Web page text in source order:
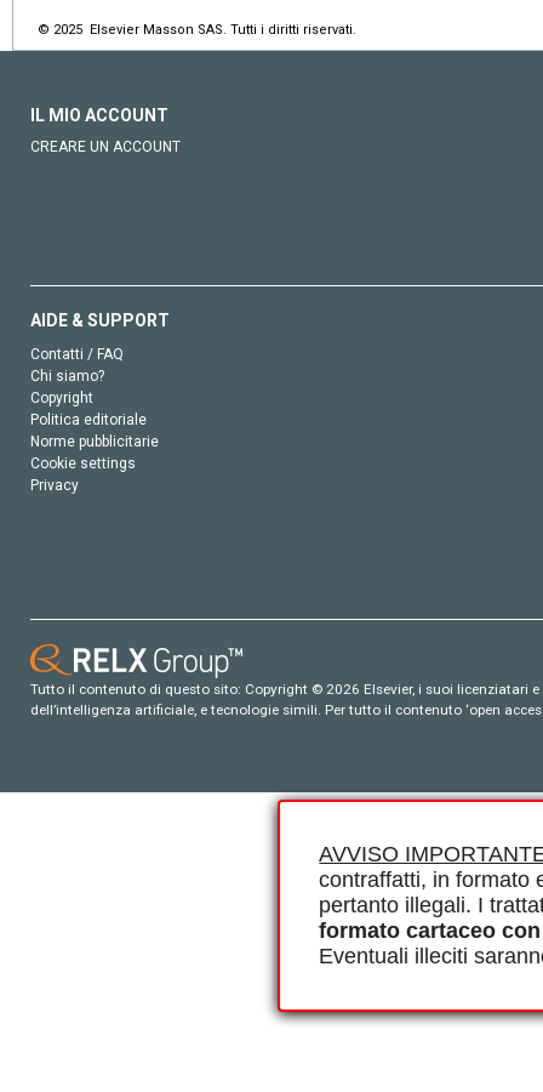
AVVISO
contraffatti, in formato
pertanto illegali. I
formato cartaceo
Eventuali illeciti
© 2025 Elsevier Masson SAS. Tutti i diritti riservati.
IL MIO ACCOUNT
CREARE UN ACCOUNT
AIDE & SUPPORT
Contatti / FAQ
Chi siamo?
Copyright
Politica editoriale
Norme pubblicitarie
Cookie settings
Privacy
Tutto il contenuto di questo sito: Copyright © 2026 Elsevier, i suoi
dell’intelligenza artificiale, e tecnologie simili. Per tutto il contenuto ‘open